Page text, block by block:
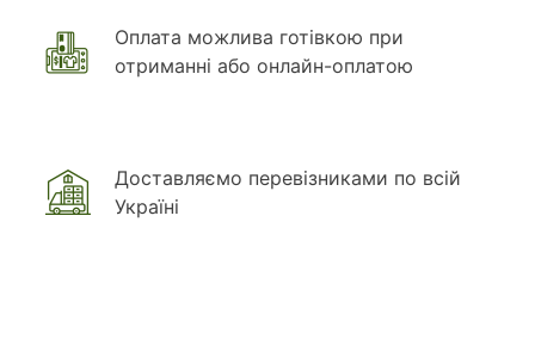
Оплата можлива готівкою при
отриманні або онлайн-оплатою
Доставляємо перевізниками по всій
Україні